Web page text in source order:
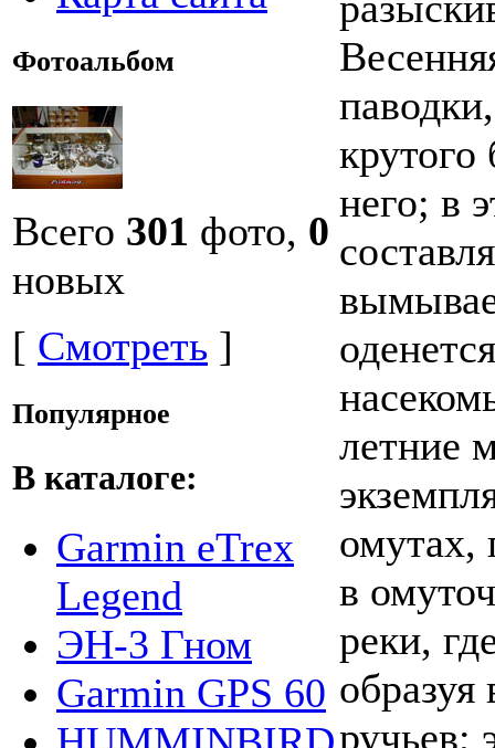
Фотоальбом
Всего 301 фото, 0
новых
[ Смотреть ]
Популярное
В каталоге:
Garmin eTrex
Legend
ЭН-3 Гном
Garmin GPS 60
крутого
него; в
летние
омутах,
в
реки,
образуя
ручьев;